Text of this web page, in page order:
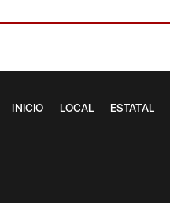
INICIO LOCAL ESTATAL